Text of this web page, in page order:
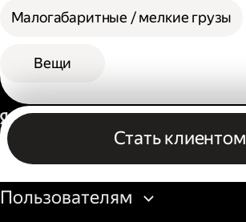
Малогабаритные / мелкие грузы
Вещи
Стать клиентом
Бизнесу
Пользователям